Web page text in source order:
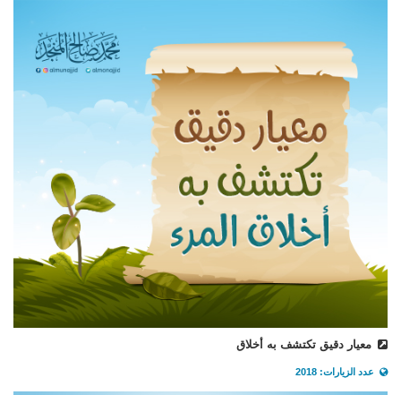
معيار دقيق تكتشف به أخلاق
عدد الزيارات: 2018